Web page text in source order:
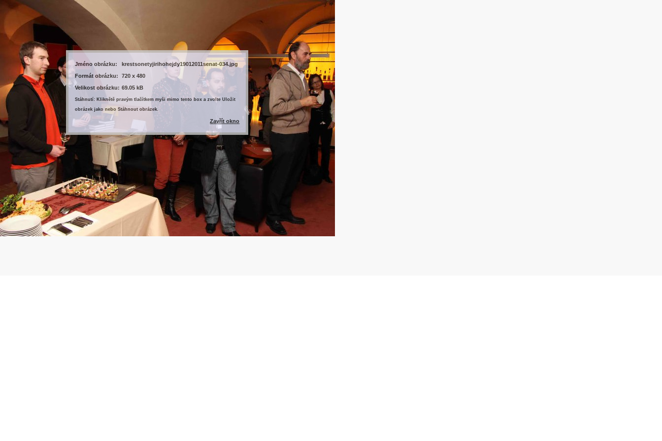
Jméno obrázku:
krestsonetyjirihohejdy19012011senat-034.jpg
Formát obrázku:
720 x 480
Velikost obrázku: 69.05 kB
Stáhnutí: Kliknětě pravým tlačítkem myši mimo tento box a zvolte Uložit
obrázek jako nebo Stáhnout obrázek.
Zavřít okno